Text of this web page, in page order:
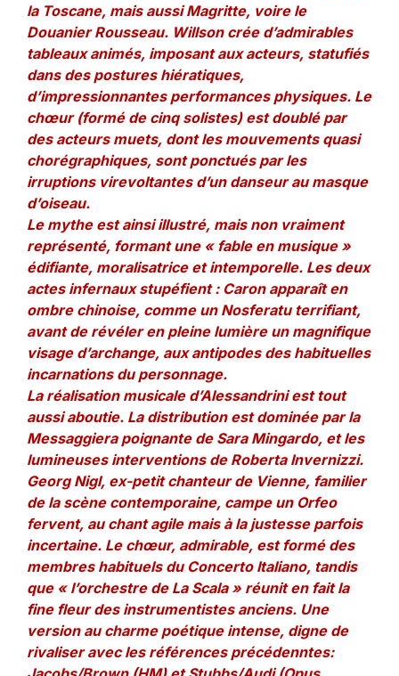
la Toscane, mais aussi Magritte, voire le
Douanier Rousseau. Willson crée d’admirables
tableaux animés, imposant aux acteurs, statufiés
dans des postures hiératiques,
d’impressionnantes performances physiques. Le
chœur (formé de cinq solistes) est doublé par
des acteurs muets, dont les mouvements quasi
chorégraphiques, sont ponctués par les
irruptions virevoltantes d’un danseur au masque
d’oiseau.
Le mythe est ainsi illustré, mais non vraiment
représenté, formant une « fable en musique »
édifiante, moralisatrice et intemporelle. Les deux
actes infernaux stupéfient : Caron apparaît en
ombre chinoise, comme un Nosferatu terrifiant,
avant de révéler en pleine lumière un magnifique
visage d’archange, aux antipodes des habituelles
incarnations du personnage.
La réalisation musicale d’Alessandrini est tout
aussi aboutie. La distribution est dominée par la
Messaggiera poignante de Sara Mingardo, et les
lumineuses interventions de Roberta Invernizzi.
Georg Nigl, ex-petit chanteur de Vienne, familier
de la scène contemporaine, campe un Orfeo
fervent, au chant agile mais à la justesse parfois
incertaine. Le chœur, admirable, est formé des
membres habituels du Concerto Italiano, tandis
que « l’orchestre de La Scala » réunit en fait la
fine fleur des instrumentistes anciens. Une
version au charme poétique intense, digne de
rivaliser avec les références précédenntes: